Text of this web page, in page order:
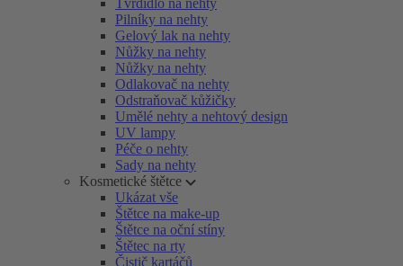
Tvrdidlo na nehty
Pilníky na nehty
Gelový lak na nehty
Nůžky na nehty
Nůžky na nehty
Odlakovač na nehty
Odstraňovač kůžičky
Umělé nehty a nehtový design
UV lampy
Péče o nehty
Sady na nehty
Kosmetické štětce
Ukázat vše
Štětce na make-up
Štětce na oční stíny
Štětec na rty
Čistič kartáčů